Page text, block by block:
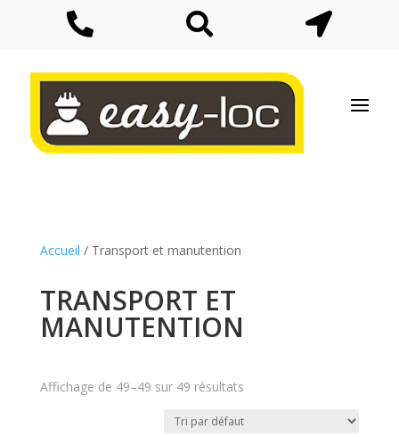
  
Accueil / Transport et manutention
TRANSPORT ET
MANUTENTION
Affichage de 49–49 sur 49 résultats